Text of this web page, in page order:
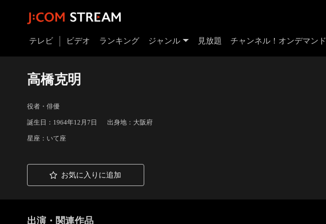
テレビ ビデオ ランキング ジャンル 見放題 チャンネル！オンデマンド
高橋克明
役者・俳優
誕生日：1964年12月7日 出身地：大阪府
星座：いて座
お気に入りに追加
出演・関連作品